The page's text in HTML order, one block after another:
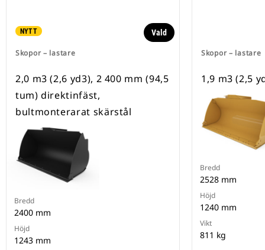
NYTT
Skopor – lastare
Vald
2,0 m3 (2,6 yd3), 2 400 mm (94,5
tum) direktinfäst,
bultmonterarat skärstål
Bredd
2400 mm
Höjd
1243 mm
Skopor – lastare
1,9 m3 (2,5
Bredd
2528 mm
Höjd
1240 mm
Vikt
811 kg